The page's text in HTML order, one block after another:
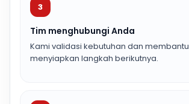
3
Tim menghubungi Anda
Kami validasi kebutuhan dan membantu
menyiapkan langkah berikutnya.